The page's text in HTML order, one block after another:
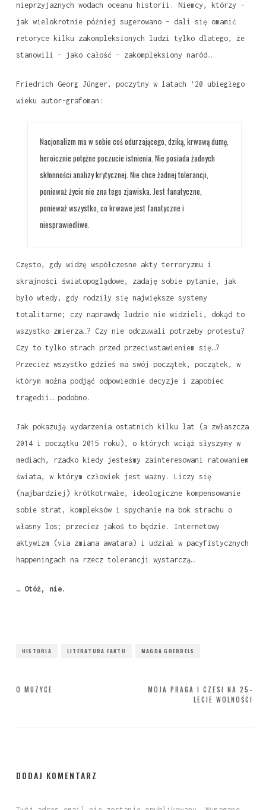
nieprzyjaznych wodach oceanu historii. Niemcy, którzy –
jak wielokrotnie później sugerowano – dali się omamić
retoryce kilku zakompleksionych ludzi tylko dlatego, że
stanowili – jako całość – zakompleksiony naród…
Friedrich Georg Jünger, poczytny w latach ’20 ubiegłego
wieku autor-grafoman:
Nacjonalizm ma w sobie coś odurzającego, dziką, krwawą dumę,
heroicznie potężne poczucie istnienia. Nie posiada żadnych
skłonności analizy krytycznej. Nie chce żadnej tolerancji,
ponieważ życie nie zna tego zjawiska. Jest fanatyczne,
ponieważ wszystko, co krwawe jest fanatyczne i
niesprawiedliwe.
Często, gdy widzę współczesne akty terroryzmu i
skrajności światopoglądowe, zadaję sobie pytanie, jak
było wtedy, gdy rodziły się największe systemy
totalitarne; czy naprawdę ludzie nie widzieli, dokąd to
wszystko zmierza…? Czy nie odczuwali potrzeby protestu?
Czy to tylko strach przed przeciwstawieniem się…?
Przecież wszystko gdzieś ma swój początek, początek, w
którym można podjąć odpowiednie decyzje i zapobiec
tragedii… podobno.
Jak pokazują wydarzenia ostatnich kilku lat (a zwłaszcza
2014 i początku 2015 roku), o których wciąż słyszymy w
mediach, rzadko kiedy jesteśmy zainteresowani ratowaniem
świata, w którym człowiek jest ważny. Liczy się
(najbardziej) krótkotrwałe, ideologiczne kompensowanie
sobie strat, kompleksów i spychanie na bok strachu o
własny los; przecież jakoś to będzie. Internetowy
aktywizm (via zmiana awatara) i udział w pacyfistycznych
happeningach na rzecz tolerancji wystarczą…
… Otóż, nie.
HISTORIA LITERATURA FAKTU MAGDA GOEBBELS
Nawigacja
MOJA PRAGA I CZESI NA 25-
LECIE WOLNOŚCI
O MUZYCE
DODAJ KOMENTARZ